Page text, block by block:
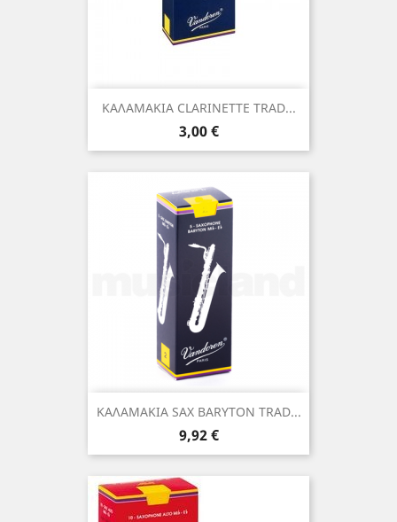
ΚΑΛΑΜΑΚΙΑ CLARINETTE TRAD...
Τιμή
3,00 €
ΚΑΛΑΜΑΚΙΑ SAX BARYTON TRAD...
Τιμή
9,92 €